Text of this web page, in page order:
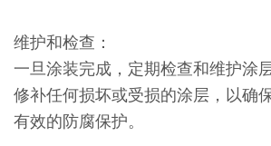
维护和检查：
一旦涂装完成，定期检查和维护涂
修补任何损坏或受损的涂层，以确
有效的防腐保护。